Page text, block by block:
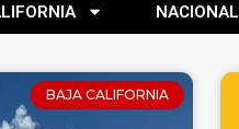
NACIONAL
BAJA CALIFORNIA